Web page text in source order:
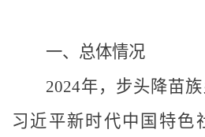
一、总体情况
2024年，步头降苗
习近平新时代中国特色